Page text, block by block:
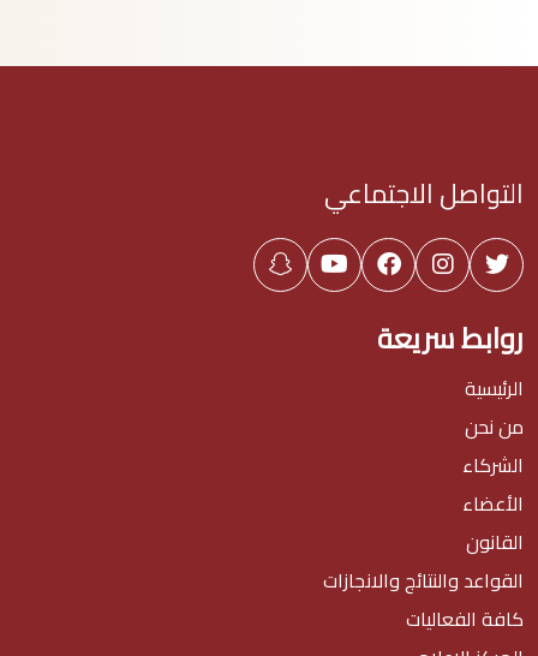
التواصل الاجتماعي
روابط سريعة
الرئيسية
من نحن
الشركاء
الأعضاء
القانون
القواعد والنتائج والانجازات
كافة الفعاليات